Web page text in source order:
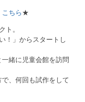
こちら★
ト。
！」からスタートし
緒に児童会館を訪問
、何回も試作をして